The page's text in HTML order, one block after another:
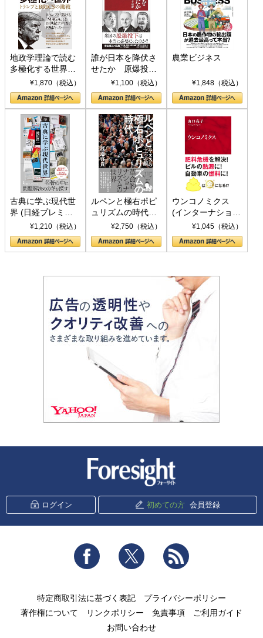
地政学理論で読む
多極化する世界：
トランプとBRICS
の挑戦
¥1,870（税込）
誰が日本を降伏さ
せたか 原爆投
下、ソ連参戦、そ
して聖断 (PHP新
書)
¥1,100（税込）
農業ビジネス
¥1,848（税込）
古典に学ぶ現代世
界 (日経プレミア
シリーズ)¥1,210（税込）
ルペンと極右ポピ
ュリズムの時代：
〈ヤヌス〉の二つ
の顔
¥2,750（税込）
ウンコノミクス
(インターナショナ
ル新書)¥1,045（税込）
ログイン 初めての方 会員登録
Facebook Twitter
特定商取引法に基づく表記
プライバシーポリシー
著作権について
リンクポリシー 免責事項
ご利用ガイド
お問い合わせ